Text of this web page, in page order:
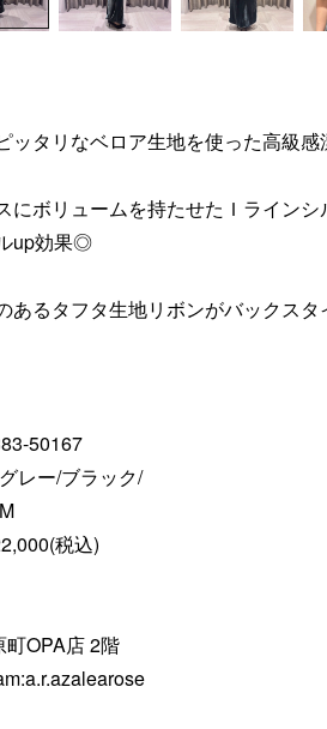
ッタリなベロア生地を使った高級感
にボリュームを持たせたＩライン
up効果◎
あるタフタ生地リボンがバックス
50167
レー/ブラック/
税込)
町OPA店 2階